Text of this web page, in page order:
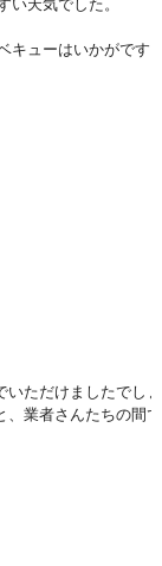
天気でした。
キューはいかがです
ただけましたでし
、業者さんたちの間